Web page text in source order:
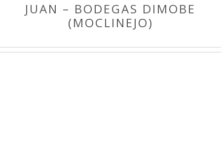
JUAN – BODEGAS DIMOBE
(MOCLINEJO)